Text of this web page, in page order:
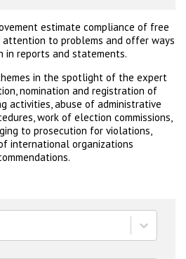
estimate compliance of free
to problems and offer ways
in reports and statements.
in the spotlight of the expert
nomination and registration of
activities, abuse of administrative
work of election commissions,
to prosecution for violations,
international organizations